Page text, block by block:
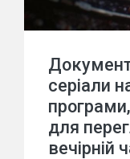
серіали
для
вечірній